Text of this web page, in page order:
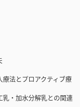
法とプロアクティブ療
・加水分解乳との関連